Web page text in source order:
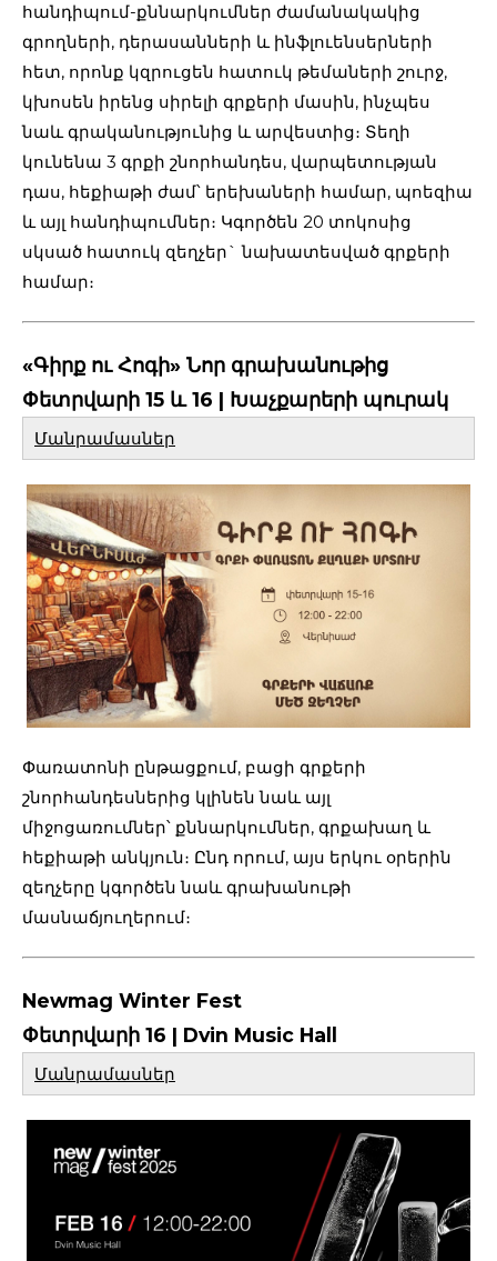
հանդիպում-քննարկումներ ժամանակակից
գրողների, դերասանների և ինֆլուենսերների
հետ, որոնք կզրուցեն հատուկ թեմաների շուրջ,
կխոսեն իրենց սիրելի գրքերի մասին, ինչպես
նաև գրականությունից և արվեստից։ Տեղի
կունենա 3 գրքի շնորհանդես, վարպետության
դաս, հեքիաթի ժամ՝ երեխաների համար, պոեզիա
և այլ հանդիպումներ։ Կգործեն 20 տոկոսից
սկսած հատուկ զեղչեր` նախատեսված գրքերի
համար։
«Գիրք ու Հոգի» Նոր գրախանութից
Փետրվարի 15 և 16 | Խաչքարերի պուրակ
Մանրամասներ
Փառատոնի ընթացքում, բացի գրքերի
շնորհանդեսներից կլինեն նաև այլ
միջոցառումներ՝ քննարկումներ, գրքախաղ և
հեքիաթի անկյուն։ Ընդ որում, այս երկու օրերին
զեղչերը կգործեն նաև գրախանութի
մասնաճյուղերում։
Newmag Winter Fest
Փետրվարի 16 | Dvin Music Hall
Մանրամասներ